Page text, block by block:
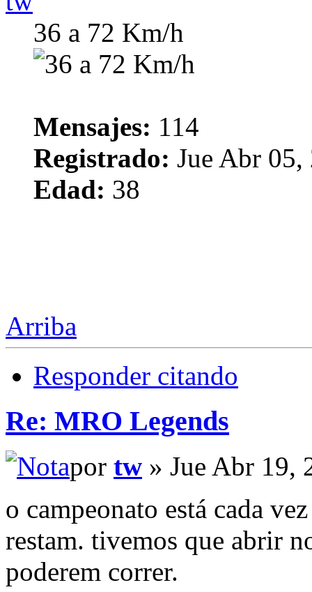
36 a 72 Km/h
Mensajes: 114
Registrado: Jue Abr
Edad: 38
Arriba
Responder citando
Re: MRO Legends
por tw » Jue Abr 19,
o campeonato está cada
restam. tivemos que abrir
poderem correr.